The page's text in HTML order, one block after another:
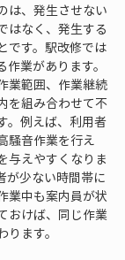
は、発生させない
はなく、発生する
です。駅改修では
業があります。
業範囲、作業継続
を組み合わせて不
。例えば、利用者
騒音作業を行え
与えやすくなりま
が少ない時間帯に
業中も案内員が状
おけば、同じ作業
ます。